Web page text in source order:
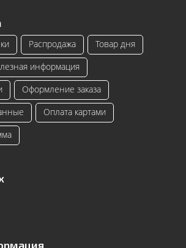
Распродажа
Товар дня
информация
Оформление заказа
Оплата картами